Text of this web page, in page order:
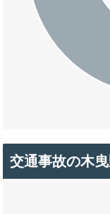
交通事故の木